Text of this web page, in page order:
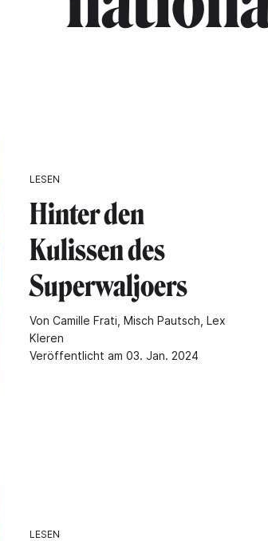
LESEN
Hinter den
Kulissen des
Superwaljoers
Von Camille Frati, Misch Pautsch, Lex
Kleren
Veröffentlicht am 03. Jan. 2024
LESEN